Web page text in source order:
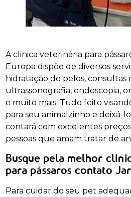
A clinica veterinária para
Europa dispõe de diversos
hidratação de pelos, consultas
ultrassonografia, endoscopia,
e muito mais. Tudo feito
para seu animalzinho e deixá-lo
contará com excelentes
pessoas que amam tratar de
Busque pela melhor
para pássaros contato
Para cuidar do seu pet